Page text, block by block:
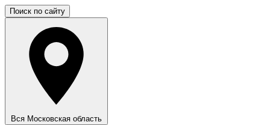
Поиск по сайту
Вся Московская область